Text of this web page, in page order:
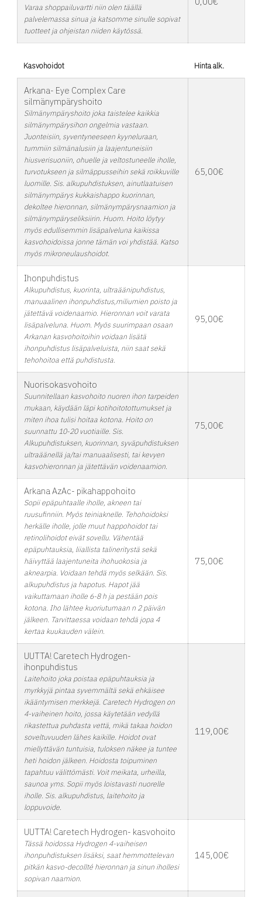
Varaa shoppailuvartti niin olen täällä
palvelemassa sinua ja katsomme sinulle sopivat
tuotteet ja ohjeistan niiden käytössä.
Kasvohoidot Hinta alk.
Arkana- Eye Complex Care
silmänympäryshoito
Silmänympäryshoito joka taistelee kaikkia
silmänympärysihon ongelmia vastaan.
Juonteisiin, syventyneeseen kyyneluraan,
tummiin silmänalusiin ja laajentuneisiin
hiusverisuoniin, ohuelle ja veltostuneelle iholle,
turvotukseen ja silmäppusseihin sekä roikkuville
luomille. Sis. alkupuhdistuksen, ainutlaatuisen
silmänympärys kukkaishappo kuorinnan,
dekoltee hieronnan, silmänympärysnaamion ja
silmänympäryseliksiirin. Huom. Hoito löytyy
myös edullisemmin lisäpalveluna kaikissa
kasvohoidoissa jonne tämän voi yhdistää. Katso
myös mikroneulaushoidot.
65,00€
Ihonpuhdistus
Alkupuhdistus, kuorinta, ultraäänipuhdistus,
manuaalinen ihonpuhdistus,miliumien poisto ja
jätettävä voidenaamio. Hieronnan voit varata
lisäpalveluna. Huom. Myös suurimpaan osaan
Arkanan kasvohoitoihin voidaan lisätä
ihonpuhdistus lisäpalveluista, niin saat sekä
tehohoitoa että puhdistusta.
95,00€
Nuorisokasvohoito
Suunnitellaan kasvohoito nuoren ihon tarpeiden
mukaan, käydään läpi kotihoitotottumukset ja
miten ihoa tulisi hoitaa kotona. Hoito on
suunnattu 10-20 vuotiaille. Sis.
Alkupuhdistuksen, kuorinnan, syväpuhdistuksen
ultraäänellä ja/tai manuaalisesti, tai kevyen
kasvohieronnan ja jätettävän voidenaamion.
75,00€
Arkana AzAc- pikahappohoito
Sopii epäpuhtaalle iholle, akneen tai
ruusufinniin. Myös teiniaknelle. Tehohoidoksi
herkälle iholle, jolle muut happohoidot tai
retinolihoidot eivät sovellu. Vähentää
epäpuhtauksia, liiallista talineritystä sekä
häivyttää laajentuneita ihohuokosia ja
aknearpia. Voidaan tehdä myös selkään. Sis.
alkupuhdistus ja hapotus. Hapot jää
vaikuttamaan iholle 6-8 h ja pestään pois
kotona. Iho lähtee kuoriutumaan n 2 päivän
jälkeen. Tarvittaessa voidaan tehdä jopa 4
kertaa kuukauden välein.
75,00€
UUTTA! Caretech Hydrogen-
ihonpuhdistus
Laitehoito joka poistaa epäpuhtauksia ja
myrkkyjä pintaa syvemmältä sekä ehkäisee
ikääntymisen merkkejä. Caretech Hydrogen on
4-vaiheinen hoito, jossa käytetään vedyllä
rikastettua puhdasta vettä, mikä takaa hoidon
soveltuvuuden lähes kaikille. Hoidot ovat
miellyttävän tuntuisia, tuloksen näkee ja tuntee
heti hoidon jälkeen. Hoidosta toipuminen
tapahtuu välittömästi. Voit meikata, urheilla,
saunoa yms. Sopii myös loistavasti nuorelle
iholle. Sis. alkupuhdistus, laitehoito ja
loppuvoide.
119,00€
UUTTA! Caretech Hydrogen- kasvohoito
Tässä hoidossa Hydrogen 4-vaiheisen
ihonpuhdistuksen lisäksi, saat hemmottelevan
pitkän kasvo-decollté hieronnan ja sinun ihollesi
sopivan naamion.
145,00€